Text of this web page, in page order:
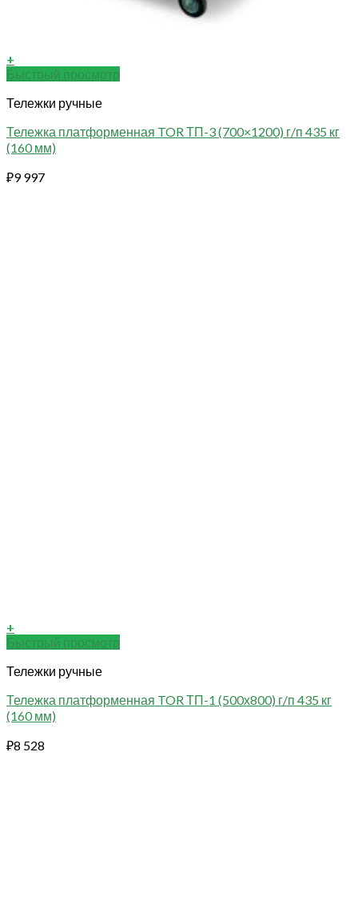
+
Быстрый просмотр
Тележки ручные
Тележка платформенная TOR ТП-3 (700×1200) г/п 435 кг
(160 мм)
₽9 997
+
Быстрый просмотр
Тележки ручные
Тележка платформенная TOR ТП-1 (500х800) г/п 435 кг
(160 мм)
₽8 528